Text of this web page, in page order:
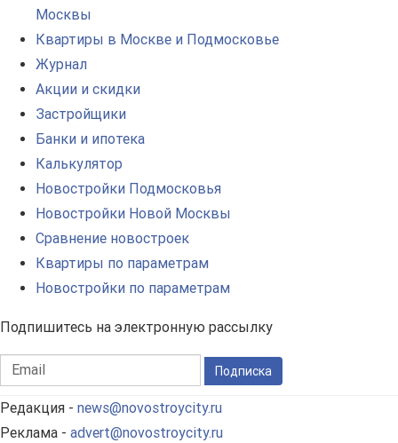
Москвы
Квартиры в Москве и Подмосковье
Журнал
Акции и скидки
Застройщики
Банки и ипотека
Калькулятор
Новостройки Подмосковья
Новостройки Новой Москвы
Сравнение новостроек
Квартиры по параметрам
Новостройки по параметрам
Подпишитесь на электронную рассылку
Подписка
Редакция - news@novostroycity.ru
Реклама - advert@novostroycity.ru